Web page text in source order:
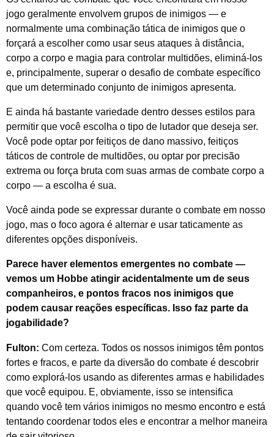
jogo geralmente envolvem grupos de inimigos — e
normalmente uma combinação tática de inimigos que o
forçará a escolher como usar seus ataques à distância,
corpo a corpo e magia para controlar multidões, eliminá-los
e, principalmente, superar o desafio de combate específico
que um determinado conjunto de inimigos apresenta.
E ainda há bastante variedade dentro desses estilos para
permitir que você escolha o tipo de lutador que deseja ser.
Você pode optar por feitiços de dano massivo, feitiços
táticos de controle de multidões, ou optar por precisão
extrema ou força bruta com suas armas de combate corpo a
corpo — a escolha é sua.
Você ainda pode se expressar durante o combate em nosso
jogo, mas o foco agora é alternar e usar taticamente as
diferentes opções disponíveis.
Parece haver elementos emergentes no combate —
vemos um Hobbe atingir acidentalmente um de seus
companheiros, e pontos fracos nos inimigos que
podem causar reações específicas. Isso faz parte da
jogabilidade?
Fulton: Com certeza. Todos os nossos inimigos têm pontos
fortes e fracos, e parte da diversão do combate é descobrir
como explorá-los usando as diferentes armas e habilidades
que você equipou. E, obviamente, isso se intensifica
quando você tem vários inimigos no mesmo encontro e está
tentando coordenar todos eles e encontrar a melhor maneira